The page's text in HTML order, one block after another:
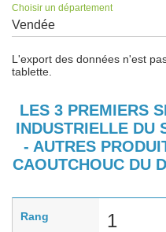
Choisir un département
Vendée
L'export des données n'est
tablette.
LES 3 PREMIERS
INDUSTRIELLE DU
- AUTRES
CAOUTCHOUC DU
Rang 1